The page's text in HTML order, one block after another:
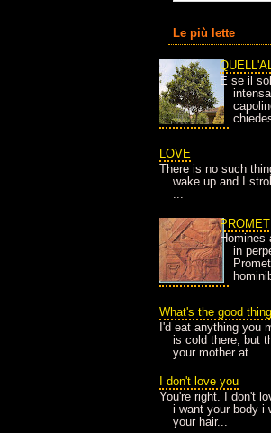
Le più lette
E se il
LOVE
There is no such
wake up and I
...
Homines
in
What's the good
I'd eat anything you
is cold there, but
your mother at...
I don't love you
You're right. I don't
i want your body i
your hair...